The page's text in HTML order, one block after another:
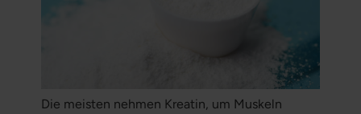
Die meisten nehmen Kreatin, um Muskeln